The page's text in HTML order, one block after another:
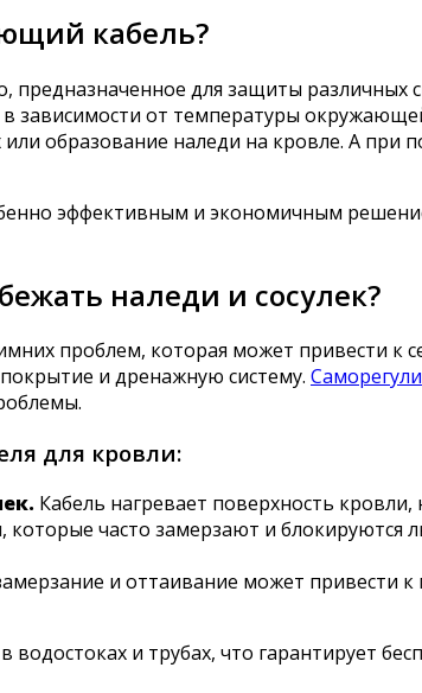
кабель?
для защиты различных
зависимости от температуры
образование наледи на кровле. А
эффективным и экономичным
наледи и сосулек?
проблем, которая может привести к
и дренажную систему.
для кровли:
Кабель нагревает поверхность кровли,
которые часто замерзают и
и оттаивание может привести
и трубах, что гарантирует